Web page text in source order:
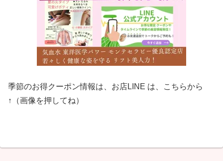
季節のお得クーポン情報は、お店LINE は、こちらから
↑（画像を押してね）